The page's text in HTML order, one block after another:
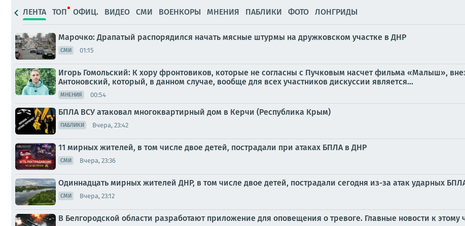
ЛЕНТА ТОП ОФИЦ. ВИДЕО СМИ ВОЕНКОРЫ МНЕНИЯ ПАБЛИКИ ФОТО ЛОНГРИДЫ
Марочко: Драпатый распорядился начать мясные штурмы на дружковском участке в ДНР
СМИ 01:15
Игорь Гомольский: К хору фронтовиков, которые не согласны с Пучковым насчет фильма «Малыш»,
Антоновский, который, в данном случае, вообще для всех участников дискуссии является...
МНЕНИЯ 00:54
БПЛА ВСУ атаковал многоквартирный дом в Керчи (Республика Крым)
ПАБЛИКИ Вчера, 23:42
11 мирных жителей, в том числе двое детей, пострадали при атаках БПЛА в ДНР
СМИ Вчера, 23:36
Одиннадцать мирных жителей ДНР, в том числе двое детей, пострадали сегодня из-за атак ударных
СМИ Вчера, 23:12
В Белгородской области разработают приложение для оповещения о тревоге. Главные новости к этому